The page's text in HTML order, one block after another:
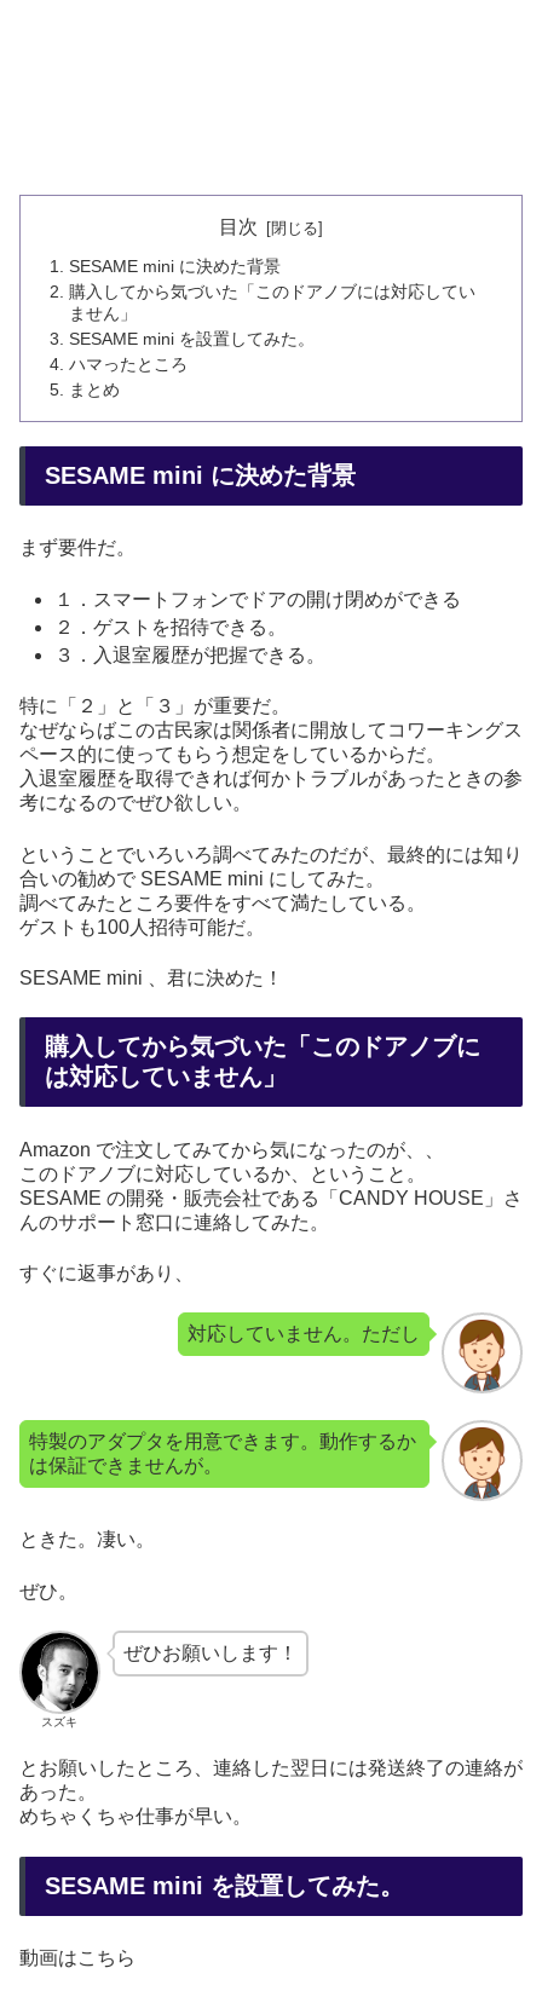
目次
SESAME mini に決めた背景
購入してから気づいた「このドアノブには対応してい
ません」
SESAME mini を設置してみた。
ハマったところ
まとめ
SESAME mini に決めた背景
まず要件だ。
１．スマートフォンでドアの開け閉めができる
２．ゲストを招待できる。
３．入退室履歴が把握できる。
特に「２」と「３」が重要だ。
なぜならばこの古民家は関係者に開放してコワーキングス
ペース的に使ってもらう想定をしているからだ。
入退室履歴を取得できれば何かトラブルがあったときの参
考になるのでぜひ欲しい。
ということでいろいろ調べてみたのだが、最終的には知り
合いの勧めで SESAME mini にしてみた。
調べてみたところ要件をすべて満たしている。
ゲストも100人招待可能だ。
SESAME mini 、君に決めた！
購入してから気づいた「このドアノブに
は対応していません」
Amazon で注文してみてから気になったのが、、
このドアノブに対応しているか、ということ。
SESAME の開発・販売会社である「CANDY HOUSE」さ
んのサポート窓口に連絡してみた。
すぐに返事があり、
対応していません。ただし
特製のアダプタを用意できます。動作するか
は保証できませんが。
ときた。凄い。
ぜひ。
スズキ
ぜひお願いします！
とお願いしたところ、連絡した翌日には発送終了の連絡が
あった。
めちゃくちゃ仕事が早い。
SESAME mini を設置してみた。
動画はこちら